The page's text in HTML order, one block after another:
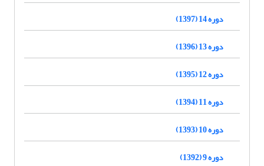
دوره 14 (1397)
دوره 13 (1396)
دوره 12 (1395)
دوره 11 (1394)
دوره 10 (1393)
دوره 9 (1392)